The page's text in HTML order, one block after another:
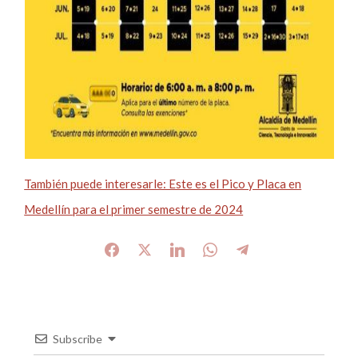
También puede interesarle: Este es el Pico y Placa en
Medellín para el primer semestre de 2024
Subscribe